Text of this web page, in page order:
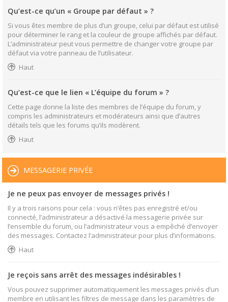
Qu’est-ce qu’un « Groupe par défaut » ?
Si vous êtes membre de plus d’un groupe, celui par défaut est utilisé
pour déterminer le rang et la couleur de groupe affichés par défaut.
L’administrateur peut vous permettre de changer votre groupe par
défaut via votre panneau de l’utilisateur.
Haut
Qu’est-ce que le lien « L’équipe du forum » ?
Cette page donne la liste des membres de l’équipe du forum, y
compris les administrateurs et modérateurs ainsi que d’autres
détails tels que les forums qu’ils modèrent.
Haut
MESSAGERIE PRIVÉE
Je ne peux pas envoyer de messages privés !
Il y a trois raisons pour cela : vous n’êtes pas enregistré et/ou
connecté, l’administrateur a désactivé la messagerie privée sur
l’ensemble du forum, ou l’administrateur vous a empêché d’envoyer
des messages. Contactez l’administrateur pour plus d’informations.
Haut
Je reçois sans arrêt des messages indésirables !
Vous pouvez supprimer automatiquement les messages privés d’un
membre en utilisant les filtres de message dans les paramètres de